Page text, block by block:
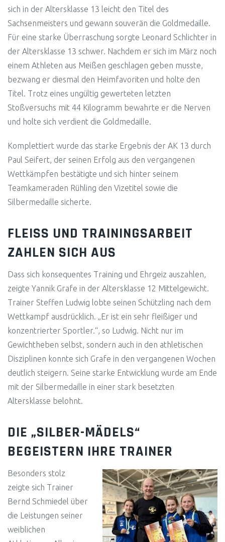
sich in der Altersklasse 13 leicht den Titel des
Sachsenmeisters und gewann souverän die Goldmedaille.
Für eine starke Überraschung sorgte Leonard Schlichter in
der Altersklasse 13 schwer. Nachdem er sich im März noch
einem Athleten aus Meißen geschlagen geben musste,
bezwang er diesmal den Heimfavoriten und holte den
Titel. Trotz eines ungültig gewerteten letzten
Stoßversuchs mit 44 Kilogramm bewahrte er die Nerven
und holte sich verdient die Goldmedaille.
Komplettiert wurde das starke Ergebnis der AK 13 durch
Paul Seifert, der seinen Erfolg aus den vergangenen
Wettkämpfen bestätigte und sich hinter seinem
Teamkameraden Rühling den Vizetitel sowie die
Silbermedaille sicherte.
FLEISS UND TRAININGSARBEIT Z
AHLEN SICH AUS
Dass sich konsequentes Training und Ehrgeiz auszahlen,
zeigte Yannik Grafe in der Altersklasse 12 Mittelgewicht.
Trainer Steffen Ludwig lobte seinen Schützling nach dem
Wettkampf ausdrücklich. „Er ist ein sehr fleißiger und
konzentrierter Sportler.“, so Ludwig. Nicht nur im
Gewichtheben selbst, sondern auch in den athletischen
Disziplinen konnte sich Grafe in den vergangenen Wochen
deutlich steigern. Seine starke Entwicklung wurde am Ende
mit der Silbermedaille in einer stark besetzten
Altersklasse belohnt.
DIE „SILBER-MÄDELS“
BEGEISTERN IHRE TRAINER
Besonders stolz
zeigte sich Trainer
Bernd Schmiedel über
die Leistungen seiner
weiblichen